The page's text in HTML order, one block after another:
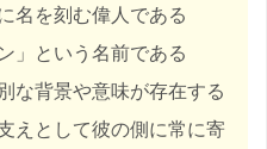
名を刻む偉人である
」という名前である
な背景や意味が存在する
えとして彼の側に常に寄